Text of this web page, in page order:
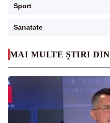
MAI MULTE ȘTIRI DIN
Sport
Sanatate